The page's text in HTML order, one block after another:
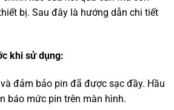
bị. Sau đây là hướng dẫn chi tiết
khi sử dụng:
đảm bảo pin đã được sạc đầy. Hầu
báo mức pin trên màn hình.